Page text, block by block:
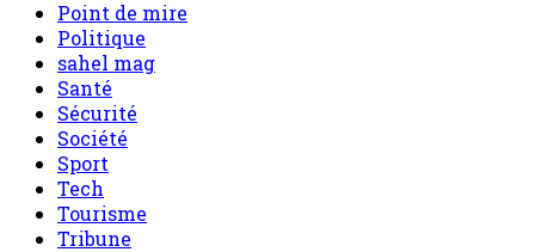
Point de mire
Politique
sahel mag
Santé
Sécurité
Société
Sport
Tech
Tourisme
Tribune